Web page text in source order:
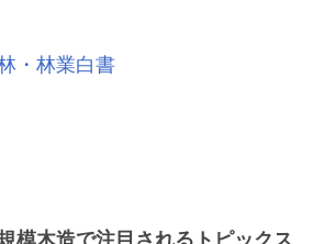
・林業白書
模木造で注目されるトピックス